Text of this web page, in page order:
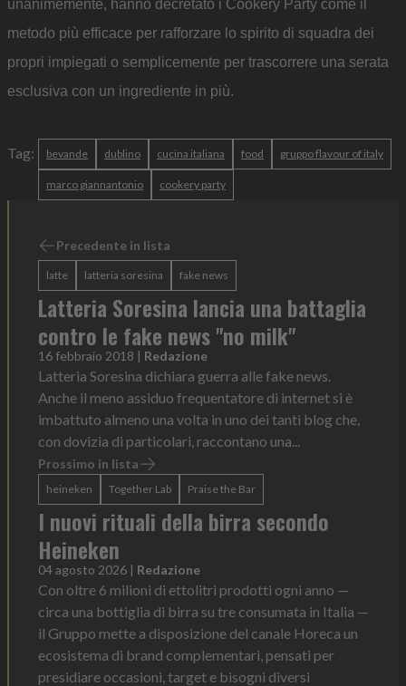
unanimemente, hanno decretato i Cookery Party come il
metodo più efficace per rafforzare lo spirito di squadra dei
propri impiegati o semplicemente per trascorrere una serata
esclusiva con un ingrediente in più.
Tag: bevande dublino cucina italiana food gruppo flavour of italy
marco giannantonio cookery party
Precedente in lista
latte latteria soresina fake news
Latteria Soresina lancia una battaglia
contro le fake news "no milk"
16 febbraio 2018 | Redazione
Latteria Soresina dichiara guerra alle fake news.
Anche il meno assiduo frequentatore di internet si è
imbattuto almeno una volta in uno dei tanti blog che,
con dovizia di particolari, raccontano una...
Prossimo in lista
heineken Together Lab Praise the Bar
I nuovi rituali della birra secondo
Heineken
04 agosto 2026 | Redazione
Con oltre 6 milioni di ettolitri prodotti ogni anno —
circa una bottiglia di birra su tre consumata in Italia —
il Gruppo mette a disposizione del canale Horeca un
ecosistema di brand complementari, pensati per
presidiare occasioni, target e bisogni diversi